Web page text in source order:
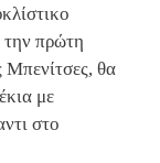
την πρώτη
Μπενίτσες, θα
με
στο